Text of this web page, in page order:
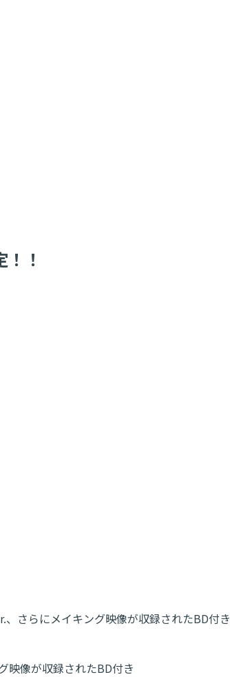
！
さらにメイキング映像が収録されたBD付き
映像が収録されたBD付き